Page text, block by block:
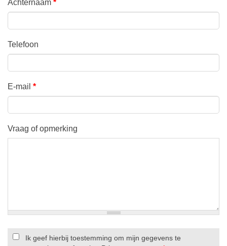
Achternaam *
Telefoon
E-mail *
Vraag of opmerking
Ik geef hierbij toestemming om mijn gegevens te